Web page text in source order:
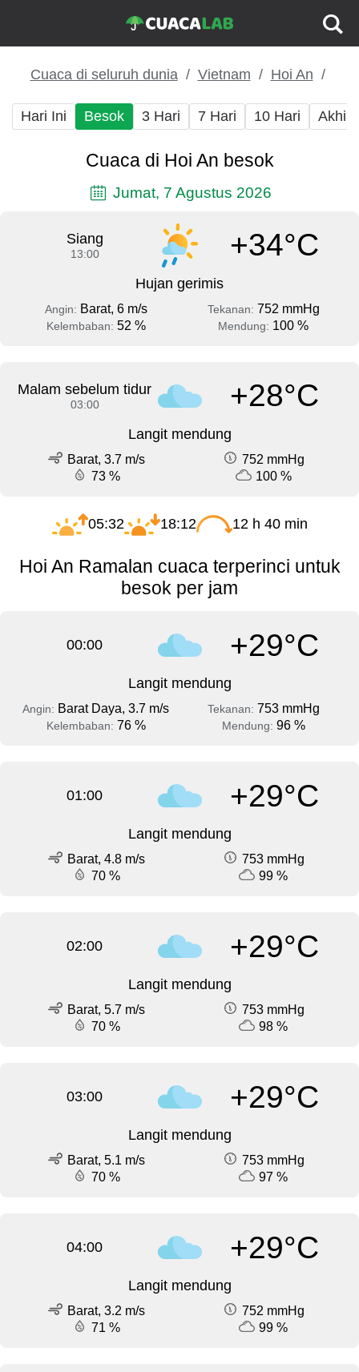
Cuaca di seluruh dunia Vietnam Hoi An
Hari Ini Besok 3 Hari 7 Hari 10 Hari Akhir
Cuaca di Hoi An besok
Jumat, 7 Agustus 2026
Siang
13:00 +34°C
Hujan gerimis
Angin: Barat, 6 m/s Tekanan: 752 mmHg
Kelembaban: 52 % Mendung: 100 %
Malam sebelum tidur
03:00 +28°C
Langit mendung
Barat, 3.7 m/s
752 mmHg
73 %
100 %
05:32 18:12 12 h 40 min
Hoi An Ramalan cuaca terperinci untuk
besok per jam
00:00 +29°C
Langit mendung
Angin: Barat Daya, 3.7 m/s Tekanan: 753 mmHg
Kelembaban: 76 % Mendung: 96 %
01:00 +29°C
Langit mendung
Barat, 4.8 m/s
753 mmHg
70 %
99 %
02:00 +29°C
Langit mendung
Barat, 5.7 m/s
753 mmHg
70 %
98 %
03:00 +29°C
Langit mendung
Barat, 5.1 m/s
753 mmHg
70 %
97 %
04:00 +29°C
Langit mendung
Barat, 3.2 m/s
752 mmHg
71 %
99 %